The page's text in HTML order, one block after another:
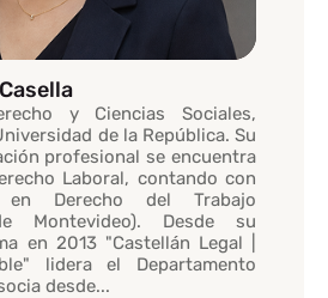
y Ciencias Sociales,
de la República. Su
profesional se encuentra
Laboral, contando con
Derecho del Trabajo
Montevideo). Desde su
en 2013 "Castellán Legal |
lidera el Departamento
desde...